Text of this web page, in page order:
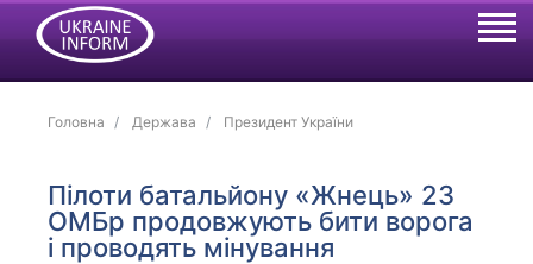
Головна Держава Президент України
Пілоти батальйону «Жнець» 23
ОМБр продовжують бити ворога
і проводять мінування